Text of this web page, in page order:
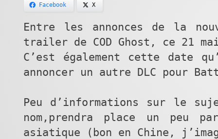
Facebook X
Entre les annonces de la
trailer de COD Ghost, ce 21
C’est également cette date
annoncer un autre DLC pour
Peu d’informations sur le
nom,prendra place un peu
asiatique (bon en Chine,